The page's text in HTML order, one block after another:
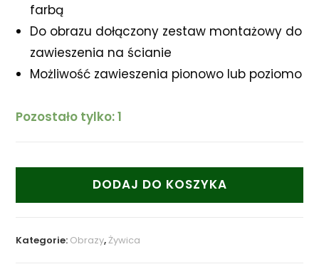
farbą
Do obrazu dołączony zestaw montażowy do
zawieszenia na ścianie
Możliwość zawieszenia pionowo lub poziomo
Pozostało tylko: 1
DODAJ DO KOSZYKA
Kategorie: Obrazy,Żywica